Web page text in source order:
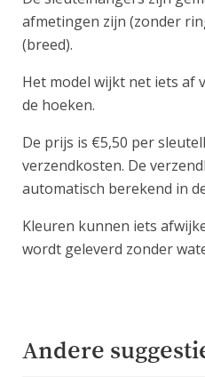
afmetingen zijn (zonder
(breed).
Het model wijkt net iets af
de hoeken.
De prijs is €5,50 per
verzendkosten. De
automatisch berekend in
Kleuren kunnen iets
wordt geleverd zonder
Andere